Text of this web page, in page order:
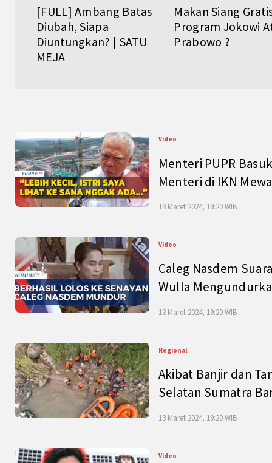
[FULL] Ambang Batas
Diubah, Siapa
Diuntungkan? | SATU
MEJA
Makan Siang
Program Jokowi
Prabowo ?
Video
Menteri PUPR
Menteri di IKN
13 Maret 2024, 19:20 WIB
Video
Caleg Nasdem
Wulla
13 Maret 2024, 19:20 WIB
Regional
Akibat Banjir dan
Selatan Sumatra
13 Maret 2024, 19:20 WIB
Video